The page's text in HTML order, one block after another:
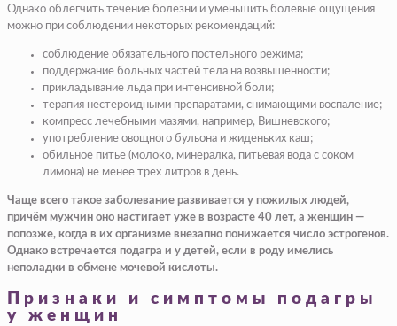
Однако облегчить течение болезни и уменьшить болевые ощущения
можно при соблюдении некоторых рекомендаций:
соблюдение обязательного постельного режима;
поддержание больных частей тела на возвышенности;
прикладывание льда при интенсивной боли;
терапия нестероидными препаратами, снимающими воспаление;
компресс лечебными мазями, например, Вишневского;
употребление овощного бульона и жиденьких каш;
обильное питье (молоко, минералка, питьевая вода с соком
лимона) не менее трёх литров в день.
Чаще всего такое заболевание развивается у пожилых людей,
причём мужчин оно настигает уже в возрасте 40 лет, а женщин —
попозже, когда в их организме внезапно понижается число эстрогенов.
Однако встречается подагра и у детей, если в роду имелись
неполадки в обмене мочевой кислоты.
Признаки и симптомы подагры
у женщин